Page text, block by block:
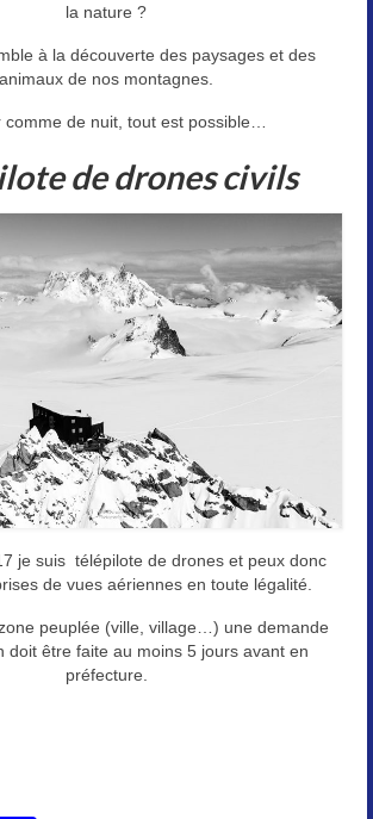
la nature ?
à la découverte des paysages et des
animaux de nos montagnes.
comme de nuit, tout est possible…
de drones civils
je suis télépilote de drones et peux donc
de vues aériennes en toute légalité.
peuplée (ville, village…) une demande
doit être faite au moins 5 jours avant en
préfecture.